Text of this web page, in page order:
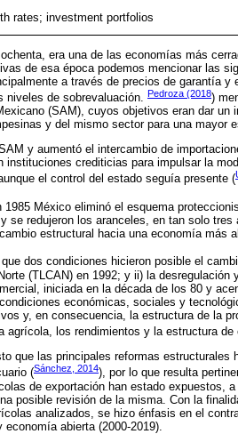
rates; investment portfolios
era una de las economías más
de esa época podemos mencionar las
a través de precios de garantía
de sobrevaluación.
Pedroza (2018)
(SAM), cuyos objetivos eran dar un
y del mismo sector para una mayor
y aumentó el intercambio de
instituciones crediticias para impulsar la
el control del estado seguía presente (
1985 México eliminó el esquema
se redujeron los aranceles, en tan solo
estructural hacia una economía más
dos condiciones hicieron posible el
(TLCAN) en 1992; y ii) la
iniciada en la década de los 80 y
económicas, sociales y
y, en consecuencia, la estructura de la
agrícola, los rendimientos y la estructura de
que las principales reformas
(Sánchez, 2014), por lo que resulta
de exportación han estado expuestos,
posible revisión de la misma. Con la
analizados, se hizo énfasis en el
abierta (2000-2019).